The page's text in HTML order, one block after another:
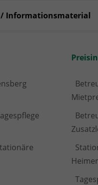
/ Informationsmaterial